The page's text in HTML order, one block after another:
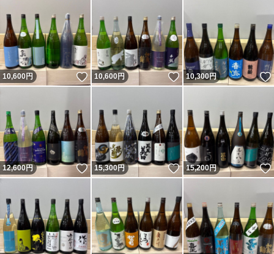
10,600円 いいね！
10,600円 いいね！
10,300円
12,600円 いいね！
15,300円 いいね！
15,200円